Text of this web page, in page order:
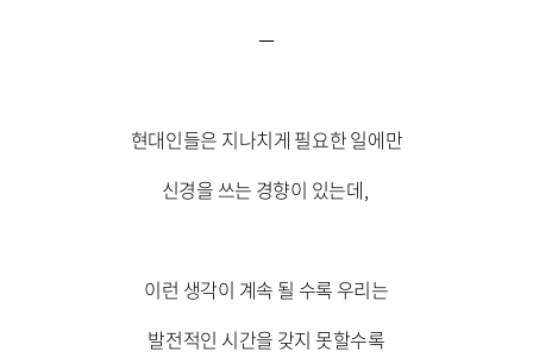
​
현대인들은 지나치게 필요한 일에만
신경을 쓰는 경향이 있는데,
이런 생각이 계속 될 수록 우리는
발전적인 시간을 갖지 못할수록